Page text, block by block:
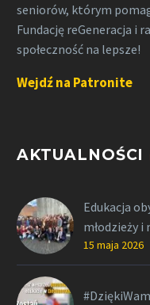
seniorów, którym
Fundację reGeneracja i
społeczność na lepsze!
Wejdź na Patronite
AKTUALNOŚCI
Edukacja
młodzieży i
15 maja 2026